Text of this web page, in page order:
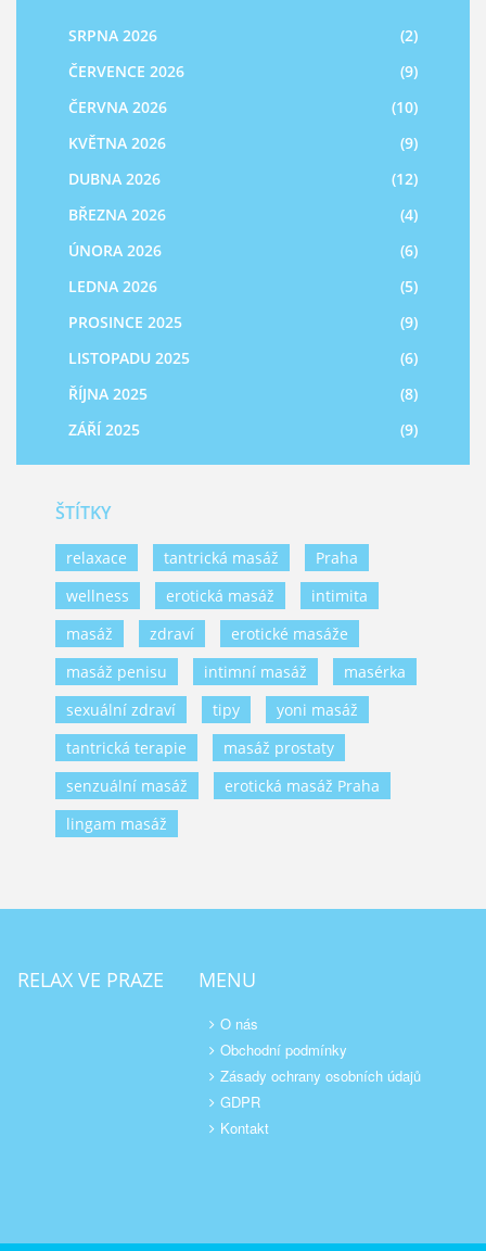
SRPNA 2026
(2)
ČERVENCE 2026
(9)
ČERVNA 2026
(10)
KVĚTNA 2026
(9)
DUBNA 2026
(12)
BŘEZNA 2026
(4)
ÚNORA 2026
(6)
LEDNA 2026
(5)
PROSINCE 2025
(9)
LISTOPADU 2025
(6)
ŘÍJNA 2025
(8)
ZÁŘÍ 2025
(9)
ŠTÍTKY
relaxace tantrická masáž
Praha
wellness
erotická masáž
intimita
masáž
zdraví
erotické masáže
masáž penisu
intimní masáž
masérka
sexuální zdraví
tipy
yoni masáž
tantrická terapie
masáž prostaty
senzuální masáž
erotická masáž Praha
lingam masáž
RELAX VE PRAZE MENU
O nás
Obchodní podmínky
Zásady ochrany osobních údajů
GDPR
Kontakt